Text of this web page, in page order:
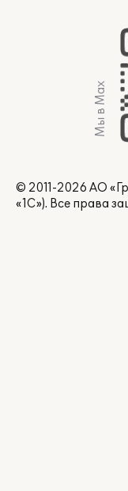
Мы в Max
© 2011-2026 АО
«1С»). Все права